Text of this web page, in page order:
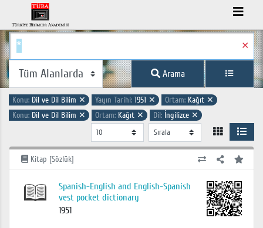
✕
Arama
Konu: Dil ve Dil Bilim ✕ Yayın Tarihi: 1951 ✕ Ortam: Kağıt ✕
Konu: Dil ve Dil Bilim ✕ Ortam: Kağıt ✕ Dil: İngilizce ✕
Kitap [Sözlük]
Spanish-English and English-Spanish
vest pocket dictionary
1951